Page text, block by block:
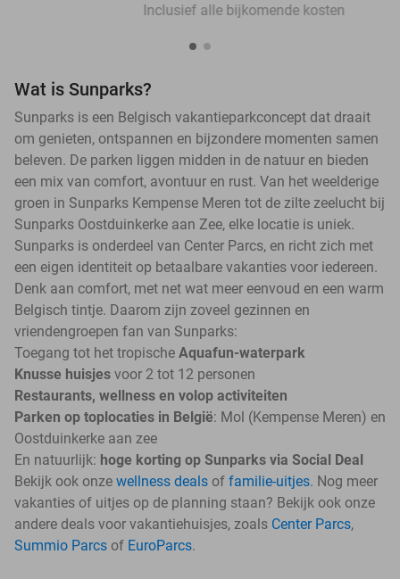
Inclusief alle bijkomende kosten
Wat is Sunparks?
Sunparks is een Belgisch vakantieparkconcept dat draait
om genieten, ontspannen en bijzondere momenten samen
beleven. De parken liggen midden in de natuur en bieden
een mix van comfort, avontuur en rust. Van het weelderige
groen in Sunparks Kempense Meren tot de zilte zeelucht bij
Sunparks Oostduinkerke aan Zee, elke locatie is uniek.
Sunparks is onderdeel van Center Parcs, en richt zich met
een eigen identiteit op betaalbare vakanties voor iedereen.
Denk aan comfort, met net wat meer eenvoud en een warm
Belgisch tintje. Daarom zijn zoveel gezinnen en
vriendengroepen fan van Sunparks:
Toegang tot het tropische Aquafun-waterpark
Knusse huisjes voor 2 tot 12 personen
Restaurants, wellness en volop activiteiten
Parken op toplocaties in België: Mol (Kempense Meren) en
Oostduinkerke aan zee
En natuurlijk: hoge korting op Sunparks via Social Deal
Bekijk ook onze wellness deals of familie-uitjes. Nog meer
vakanties of uitjes op de planning staan? Bekijk ook onze
andere deals voor vakantiehuisjes, zoals Center Parcs,
Summio Parcs of EuroParcs.